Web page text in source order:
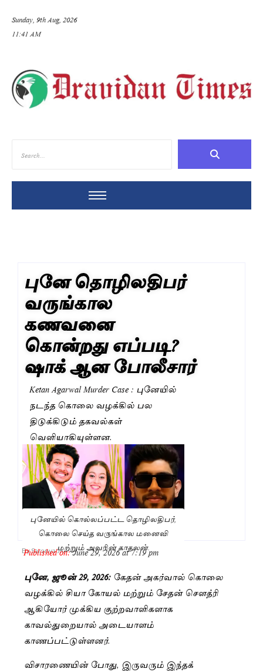
Sunday, 9th Aug, 2026
11:41 AM
புனே தொழிலதிபர்
வருங்கால
கணவனை
கொன்றது எப்படி?
ஷாக் ஆன போலீசார்
Ketan Agarwal Murder Case : புனேயில்
நடந்த கொலை வழக்கில் பல
திடுக்கிடும் தகவல்கள்
வெளியாகியுள்ளன.
புனேயில் கொல்லப்பட்ட தொழிலதிபர்,
கொலை செய்த வருங்கால மனைவி
மற்றும் அவரின் காதலன்.
By Saranya JK
Published on:June 29, 2026 at 7:19 pm
புனே, ஜூன் 29, 2026: கேதன் அகர்வால் கொலை
வழக்கில் சியா கோயல் மற்றும் சேதன் சௌத்ரி
ஆகியோர் முக்கிய குற்றவாளிகளாக
காவல்துறையால் அடையாளம்
காணப்பட்டுள்ளனர்.
விசாரணையின் போது, இருவரும் இந்தக்